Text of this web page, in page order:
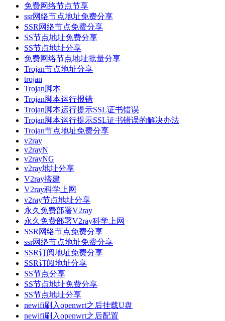
免费网络节点节享
ssr网络节点地址免费分享
SSR网络节点免费分享
SS节点地址免费分享
SS节点地址分享
免费网络节点地址批量分享
Trojan节点地址分享
trojan
Trojan脚本
Trojan脚本运行报错
Trojan脚本运行提示SSL证书错误
Trojan脚本运行提示SSL证书错误的解决办法
Trojan节点地址免费分享
v2ray
v2rayN
v2rayNG
v2ray地址分享
V2ray搭建
V2ray科学上网
v2ray节点地址分享
永久免费部署V2ray
永久免费部署V2ray科学上网
SSR网络节点免费分享
ssr网络节点地址免费分享
SSR订阅地址免费分享
SSR订阅地址分享
SS节点分享
SS节点地址免费分享
SS节点地址分享
newifi刷入openwrt之后挂载U盘
newifi刷入openwrt之后配置